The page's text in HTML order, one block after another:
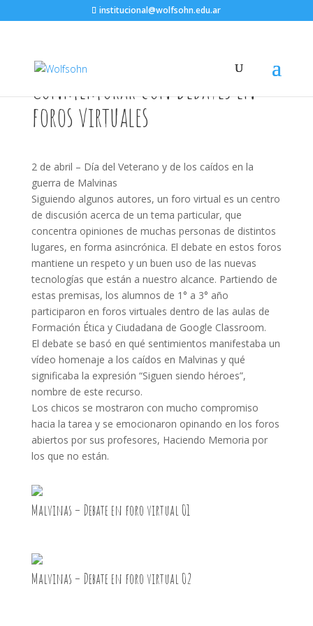
institucional@wolfsohn.edu.ar
Conmemorar con debates en
foros virtuales
2 de abril – Día del Veterano y de los caídos en la
guerra de Malvinas
Siguiendo algunos autores, un foro virtual es un centro
de discusión acerca de un tema particular, que
concentra opiniones de muchas personas de distintos
lugares, en forma asincrónica. El debate en estos foros
mantiene un respeto y un buen uso de las nuevas
tecnologías que están a nuestro alcance. Partiendo de
estas premisas, los alumnos de 1° a 3° año
participaron en foros virtuales dentro de las aulas de
Formación Ética y Ciudadana de Google Classroom.
El debate se basó en qué sentimientos manifestaba un
vídeo homenaje a los caídos en Malvinas y qué
significaba la expresión “Siguen siendo héroes”,
nombre de este recurso.
Los chicos se mostraron con mucho compromiso
hacia la tarea y se emocionaron opinando en los foros
abiertos por sus profesores, Haciendo Memoria por
los que no están.
Malvinas – Debate en foro virtual 01
Malvinas – Debate en foro virtual 02